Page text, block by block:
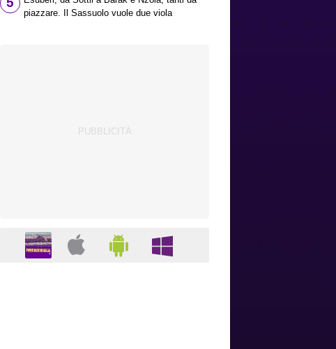
piazzare. Il Sassuolo vuole due viola